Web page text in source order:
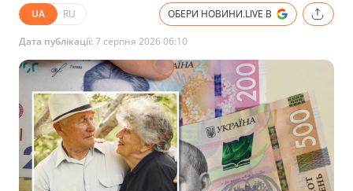
UA RU ОБЕРИ НОВИНИ.LIVE В
Дата публікації:7 серпня 2026 06:10